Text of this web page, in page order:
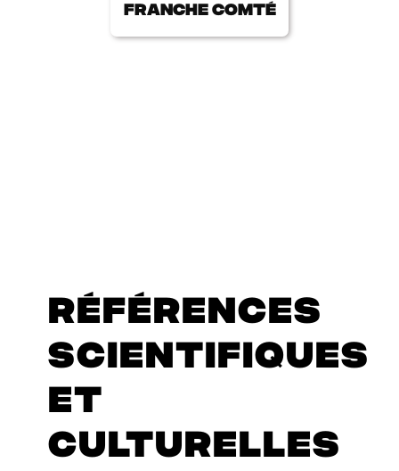
franche comté
RÉFÉRENCES
SCIENTIFIQUES
ET
CULTURELLES